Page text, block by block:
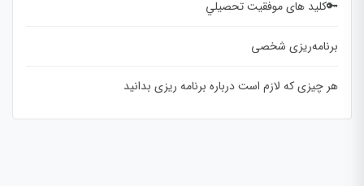
🔑کلید های موفقيت تحصيلي
برنامه‌ریزی شخصی
هر چیزی که لازم است درباره برنامه ریزی بدانید